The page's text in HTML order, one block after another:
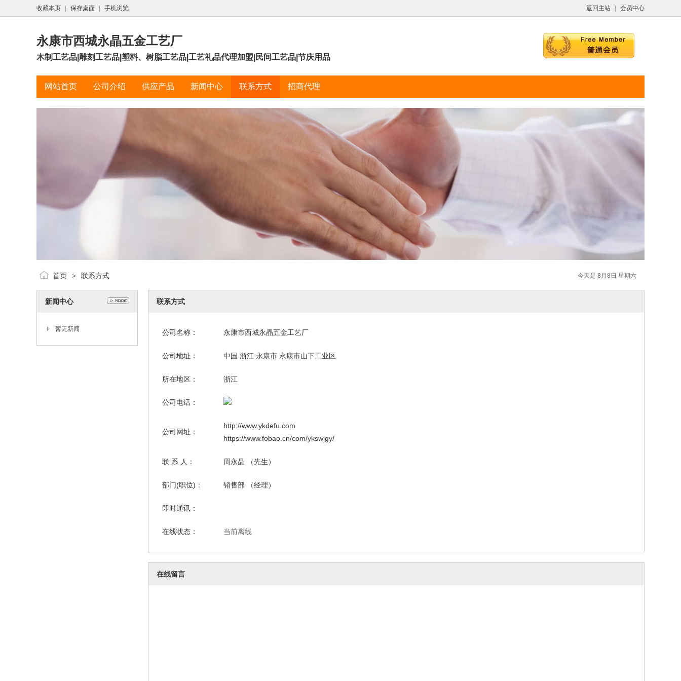
返回主站 会员中心
收藏本页 保存桌面 手机浏览
永康市西城永晶五金工艺厂
木制工艺品|雕刻工艺品|塑料、树脂工艺品|工艺礼品代理加盟|民间工艺品|节庆用品
网站首页 公司介绍 供应产品 新闻中心 联系方式 招商代理
今天是 8月8日 星期六
首页 > 联系方式
新闻中心
暂无新闻
联系方式
公司名称： 永康市西城永晶五金工艺厂
公司地址： 中国 浙江 永康市 永康市山下工业区
所在地区： 浙江
公司电话：
公司网址：
http://www.ykdefu.com
https://www.fobao.cn/com/ykswjgy/
联 系 人： 周永晶 （先生）
部门(职位)： 销售部 （经理）
即时通讯：
在线状态： 当前离线
在线留言